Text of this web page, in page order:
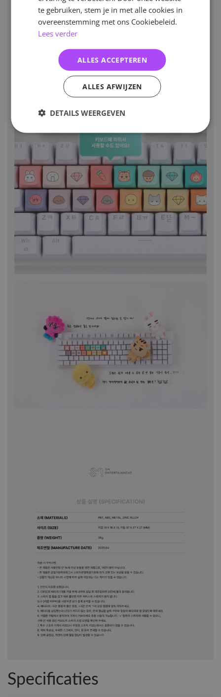
Specificaties
te gebruiken, stem je in met alle cookies in
overeenstemming met ons Cookiebeleid.
Lees verder
ALLES ACCEPTEREN
ALLES AFWIJZEN
DETAILS WEERGEVEN